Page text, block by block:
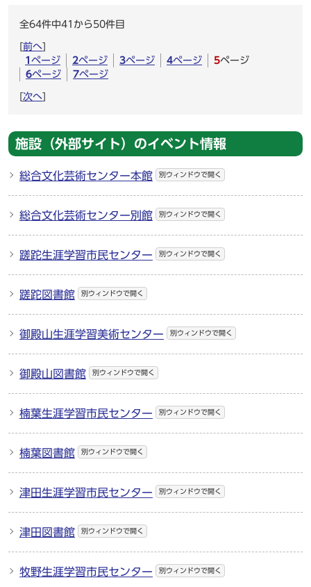
全64件中41から50件目
前へ
1 ページ 2ページ 3ページ 4ページ 5ページ
6ページ 7ページ
次へ
施設（外部サイト）のイベント情報
総合文化芸術センター本館 別ウィンドウで開く
総合文化芸術センター別館 別ウィンドウで開く
蹉跎生涯学習市民センター 別ウィンドウで開く
蹉跎図書館 別ウィンドウで開く
御殿山生涯学習美術センター 別ウィンドウで開く
御殿山図書館 別ウィンドウで開く
楠葉生涯学習市民センター 別ウィンドウで開く
楠葉図書館 別ウィンドウで開く
津田生涯学習市民センター 別ウィンドウで開く
津田図書館 別ウィンドウで開く
牧野生涯学習市民センター 別ウィンドウで開く